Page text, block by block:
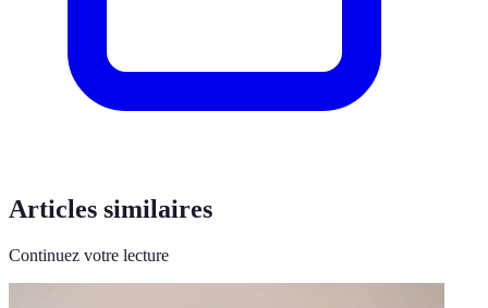
Articles similaires
Continuez votre lecture